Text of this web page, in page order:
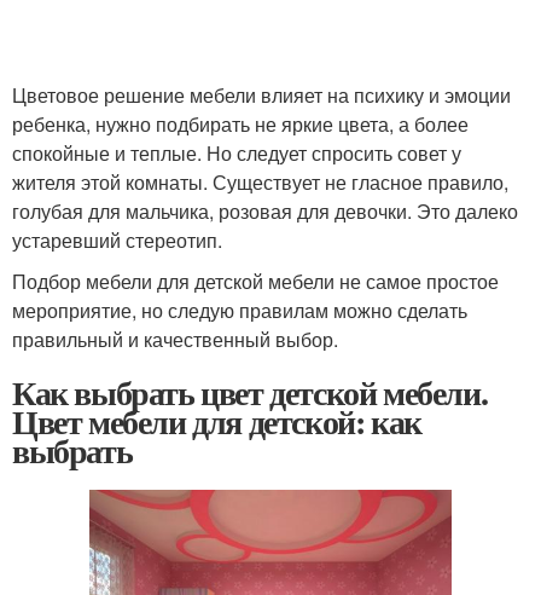
Цветовое решение мебели влияет на психику и эмоции
ребенка, нужно подбирать не яркие цвета, а более
спокойные и теплые. Но следует спросить совет у
жителя этой комнаты. Существует не гласное правило,
голубая для мальчика, розовая для девочки. Это далеко
устаревший стереотип.
Подбор мебели для детской мебели не самое простое
мероприятие, но следую правилам можно сделать
правильный и качественный выбор.
Как выбрать цвет детской мебели.
Цвет мебели для детской: как
выбрать